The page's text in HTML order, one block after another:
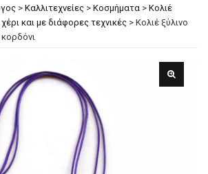
> Καλλιτεχνείες > Κοσμήματα > Κολιέ
και με διάφορες τεχνικές > Κολιέ ξύλινο